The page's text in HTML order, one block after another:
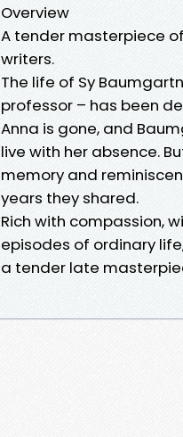
Overview
A tender masterpiece
writers.
The life of Sy
professor – has been
Anna is gone, and
live with her absence.
memory and
years they shared.
Rich with compassion,
episodes of ordinary
a tender late